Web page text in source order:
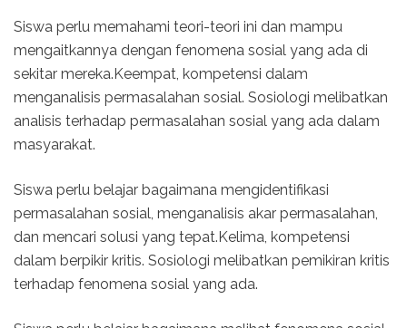
Siswa perlu memahami teori-teori ini dan mampu
mengaitkannya dengan fenomena sosial yang ada di
sekitar mereka.Keempat, kompetensi dalam
menganalisis permasalahan sosial. Sosiologi melibatkan
analisis terhadap permasalahan sosial yang ada dalam
masyarakat.
Siswa perlu belajar bagaimana mengidentifikasi
permasalahan sosial, menganalisis akar permasalahan,
dan mencari solusi yang tepat.Kelima, kompetensi
dalam berpikir kritis. Sosiologi melibatkan pemikiran kritis
terhadap fenomena sosial yang ada.